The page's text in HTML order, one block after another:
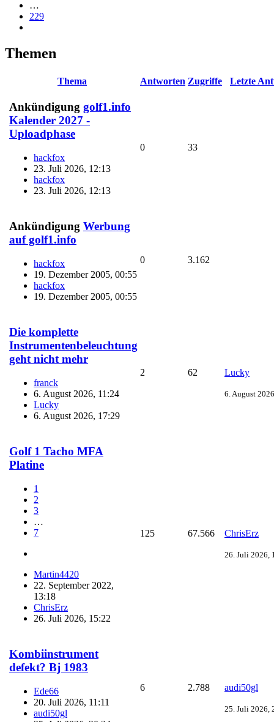
…
229
Themen
Thema Antworten Zugriffe Letzte
Ankündigung golf1.info
Kalender 2027 -
Uploadphase
hackfox
23. Juli 2026, 12:13
hackfox
23. Juli 2026, 12:13
0 33
Ankündigung Werbung
auf golf1.info
hackfox
19. Dezember 2005, 00:55
hackfox
19. Dezember 2005, 00:55
0 3.162
Die komplette
Instrumentenbeleuchtung
geht nicht mehr
franck
6. August 2026, 11:24
Lucky
6. August 2026, 17:29
2 62 Lucky
6. August
Golf 1 Tacho MFA
Platine
1
2
3
…
7
Martin4420
22. September 2022,
13:18
ChrisErz
26. Juli 2026, 15:22
125 67.566 ChrisErz
26. Juli 2026,
Kombiinstrument
defekt? Bj 1983
Ede66
20. Juli 2026, 11:11
audi50gl
6 2.788 audi50gl
25. Juli 2026,